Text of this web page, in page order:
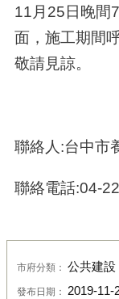
11月25日晚間
面，施工期間
敬請見諒。
聯絡人:台中市
聯絡電話:04-
市府分類： 公共建設
發布日期： 2019-11-